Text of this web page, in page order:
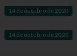
14 de outubro de 2020
14 de outubro de 2020